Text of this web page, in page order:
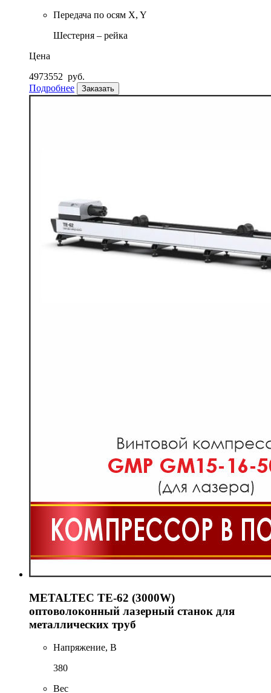
Передача по осям X, Y
Шестерня – рейка
Цена
4973552 руб.
Подробнее
Заказать
METALTEC TЕ-62 (3000W)
оптоволоконный лазерный станок для
металлических труб
Напряжение, В
380
Вес